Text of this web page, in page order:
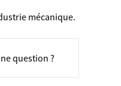
mécanique.
question ?